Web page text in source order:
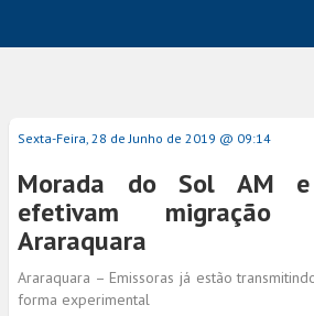
Sexta-Feira, 28 de Junho de 2019 @ 09:14
Morada do Sol AM
efetivam migração
Araraquara
Araraquara – Emissoras já estão
forma experimental